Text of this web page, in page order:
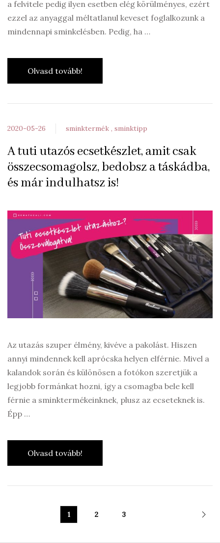
a felvitele pedig ilyen esetben elég körülményes, ezért
ezzel az anyaggal méltatlanul keveset foglalkozunk a
mindennapi sminkelésben. Pedig, ha …
Olvasd tovább!
2020-05-26 sminktermék sminktipp
A tuti utazós ecsetkészlet, amit csak
összecsomagolsz, bedobsz a táskádba,
és már indulhatsz is!
Az utazás szuper élmény, kivéve a pakolást. Hiszen
annyi mindennek kell aprócska helyen elférnie. Mivel a
kalandok során és különösen a fotókon szeretjük a
legjobb formánkat hozni, így a csomagba bele kell
férnie a sminktermékeinknek, plusz az ecseteknek is.
Épp …
Olvasd tovább!
1 2 3